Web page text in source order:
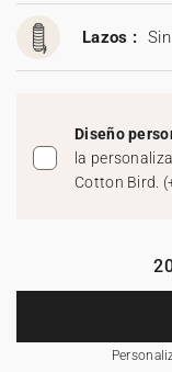
Lazos :
Diseño
la
Cotton Bird. (